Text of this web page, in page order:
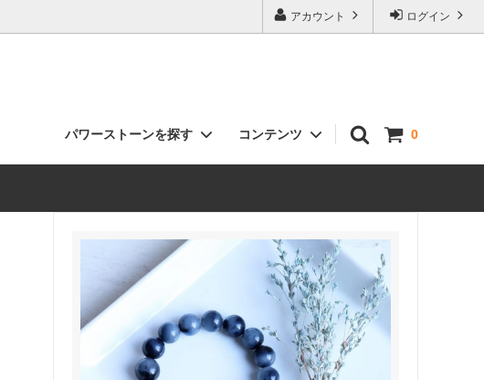
ログイン
アカウント
0
パワーストーンを探す コンテンツ